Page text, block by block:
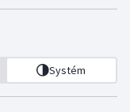
Systém